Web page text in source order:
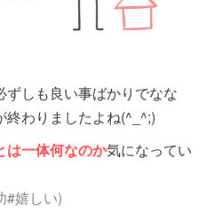
ずしも良い事ばかりでなな
終わりましたよね(^_^;)
は一体何なのか気になってい
#嬉しい)